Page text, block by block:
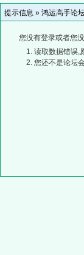
提示信息 » 鸿运高手论
您没有登录或者您
读取数据错误,
您还不是论坛